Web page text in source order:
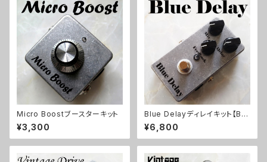
Micro Boostブースターキット
¥3,300
Blue Delayディレイキット【BA
SIC KIT】
¥6,800